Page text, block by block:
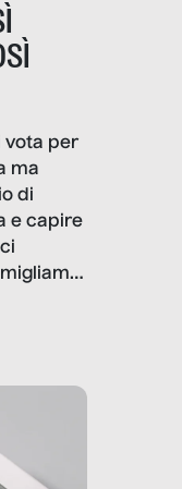
vota per
ma
di
e capire
[…]